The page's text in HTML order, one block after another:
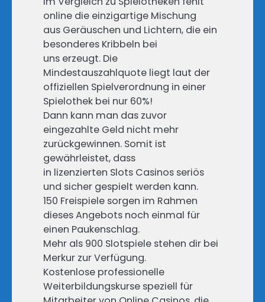
online die einzigartige Mischung
aus Geräuschen und Lichtern, die ein
besonderes Kribbeln bei
uns erzeugt. Die
Mindestauszahlquote liegt laut der
offiziellen Spielverordnung in einer
Spielothek bei nur 60%!
Dann kann man das zuvor
eingezahlte Geld nicht mehr
zurückgewinnen. Somit ist
gewährleistet, dass
in lizenzierten Slots Casinos seriös
und sicher gespielt werden kann.
150 Freispiele sorgen im Rahmen
dieses Angebots noch einmal für
einen Paukenschlag.
Mehr als 900 Slotspiele stehen dir bei
Merkur zur Verfügung.
Kostenlose professionelle
Weiterbildungskurse speziell für